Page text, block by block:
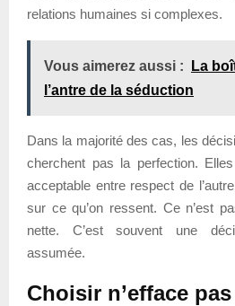
relations humaines si complexes.
Vous aimerez aussi :
La
l’antre de la séduction
Dans la majorité des cas, les
cherchent pas la perfection.
acceptable entre respect de
sur ce qu’on ressent. Ce n’est
nette. C’est souvent une
assumée.
Choisir n’efface